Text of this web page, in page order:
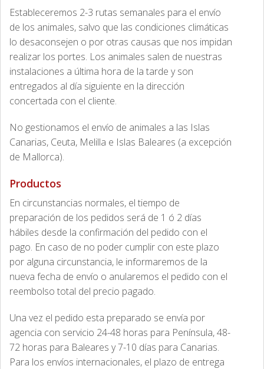
Estableceremos 2-3 rutas semanales para el envío
de los animales, salvo que las condiciones climáticas
lo desaconsejen o por otras causas que nos impidan
realizar los portes. Los animales salen de nuestras
instalaciones a última hora de la tarde y son
entregados al día siguiente en la dirección
concertada con el cliente.
No gestionamos el envío de animales a las Islas
Canarias, Ceuta, Melilla e Islas Baleares (a excepción
de Mallorca).
Productos
En circunstancias normales, el tiempo de
preparación de los pedidos será de 1 ó 2 días
hábiles desde la confirmación del pedido con el
pago. En caso de no poder cumplir con este plazo
por alguna circunstancia, le informaremos de la
nueva fecha de envío o anularemos el pedido con el
reembolso total del precio pagado.
Una vez el pedido esta preparado se envía por
agencia con servicio 24-48 horas para Península, 48-
72 horas para Baleares y 7-10 días para Canarias.
Para los envíos internacionales, el plazo de entrega